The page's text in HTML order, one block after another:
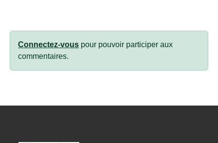
Connectez-vous pour pouvoir participer aux
commentaires.